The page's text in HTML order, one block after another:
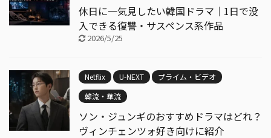
休日に一気見したい韓国ドラマ｜1日で没
入できる復讐・サスペンス系作品
2026/5/25
Netflix U-NEXT
プライム・ビデオ
韓流・華流
ソン・ジュンギのおすすめドラマはどれ？
ヴィンチェンツォ好き向けに紹介